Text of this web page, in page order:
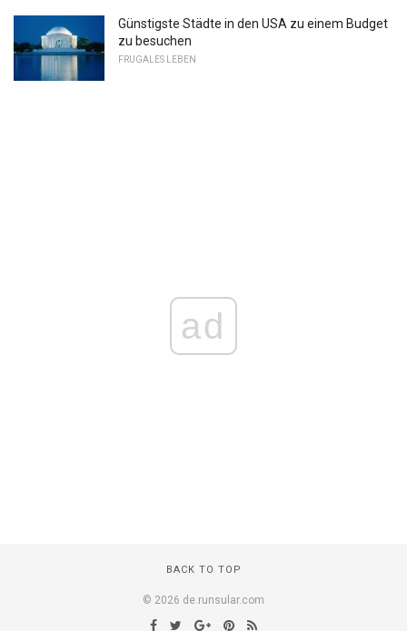
Günstigste Städte in den USA zu einem Budget
zu besuchen
FRUGALES LEBEN
ad
BACK TO TOP
© 2026 de.runsular.com